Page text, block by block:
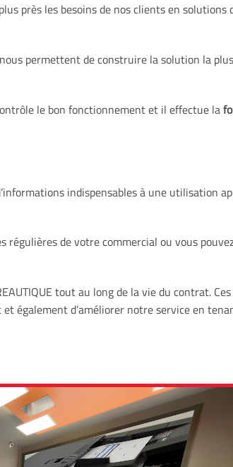
près les besoins de nos clients en solutions
permettent de construire la solution la
le bon fonctionnement et il effectue la
indispensables à une utilisation
de votre commercial ou vous
tout au long de la vie du contrat.
également d’améliorer notre service en